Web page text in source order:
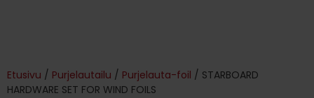
Etusivu / Purjelautailu / Purjelauta-foil / STARBOARD
HARDWARE SET FOR WIND FOILS